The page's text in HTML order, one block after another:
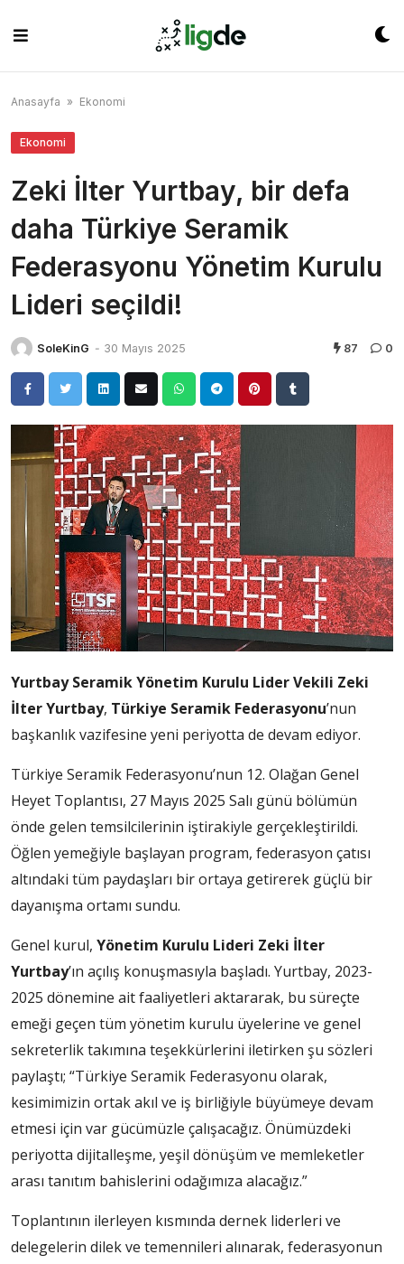
content
Anasayfa » Ekonomi
Ekonomi
Zeki İlter Yurtbay, bir defa
daha Türkiye Seramik
Federasyonu Yönetim Kurulu
Lideri seçildi!
SoleKinG - 30 Mayıs 2025 87 0
Yurtbay Seramik Yönetim Kurulu Lider Vekili Zeki
İlter Yurtbay, Türkiye Seramik Federasyonu’nun
başkanlık vazifesine yeni periyotta de devam ediyor.
Türkiye Seramik Federasyonu’nun 12. Olağan Genel
Heyet Toplantısı, 27 Mayıs 2025 Salı günü bölümün
önde gelen temsilcilerinin iştirakiyle gerçekleştirildi.
Öğlen yemeğiyle başlayan program, federasyon çatısı
altındaki tüm paydaşları bir ortaya getirerek güçlü bir
dayanışma ortamı sundu.
Genel kurul, Yönetim Kurulu Lideri Zeki İlter
Yurtbay’ın açılış konuşmasıyla başladı. Yurtbay, 2023-
2025 dönemine ait faaliyetleri aktararak, bu süreçte
emeği geçen tüm yönetim kurulu üyelerine ve genel
sekreterlik takımına teşekkürlerini iletirken şu sözleri
paylaştı; “Türkiye Seramik Federasyonu olarak,
kesimimizin ortak akıl ve iş birliğiyle büyümeye devam
etmesi için var gücümüzle çalışacağız. Önümüzdeki
periyotta dijitalleşme, yeşil dönüşüm ve memleketler
arası tanıtım bahislerini odağımıza alacağız.”
Toplantının ilerleyen kısmında dernek liderleri ve
delegelerin dilek ve temennileri alınarak, federasyonun